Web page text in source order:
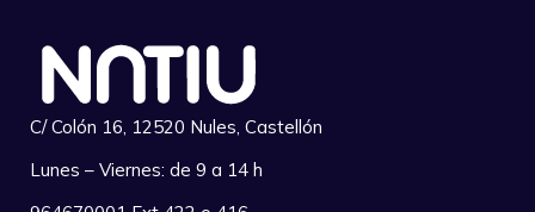
C/ Colón 16, 12520 Nules, Castellón
Lunes – Viernes: de 9 a 14 h